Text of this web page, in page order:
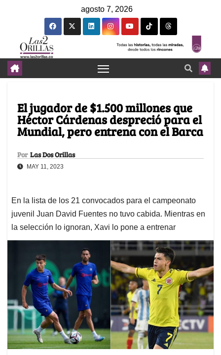
agosto 7, 2026
El jugador de $1.500 millones que
Héctor Cárdenas despreció para el
Mundial, pero entrena con el Barca
Por Las Dos Orillas
MAY 11, 2023
En la lista de los 21 convocados para el campeonato
juvenil Juan David Fuentes no tuvo cabida. Mientras en
la selección lo ignoran, Xavi lo pone a entrenar